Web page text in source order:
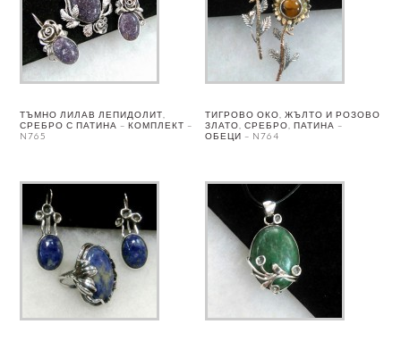
ТЪМНО ЛИЛАВ ЛЕПИДОЛИТ,
СРЕБРО С ПАТИНА – КОМПЛЕКТ –
N765
ТИГРОВО ОКО, ЖЪЛТО И РОЗОВО
ЗЛАТО, СРЕБРО, ПАТИНА –
ОБЕЦИ – N764